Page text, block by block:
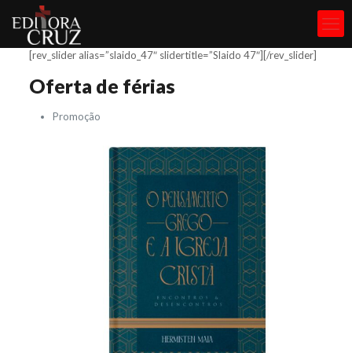
[rev_slider alias=”slaido_47″ slidertitle=”Slaido 47″][/rev_slider]
Oferta de férias
Promoção